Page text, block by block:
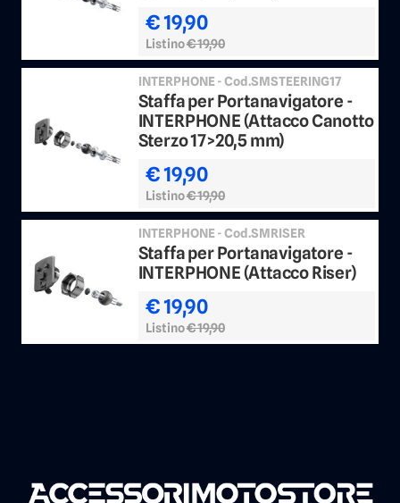
€ 19,90
Listino€ 19,90
INTERPHONE - Cod.SMSTEERING17
Staffa per Portanavigatore -
INTERPHONE (Attacco Canotto
Sterzo 17>20,5 mm)
€ 19,90
Listino€ 19,90
INTERPHONE - Cod.SMRISER
Staffa per Portanavigatore -
INTERPHONE (Attacco Riser)
€ 19,90
Listino€ 19,90